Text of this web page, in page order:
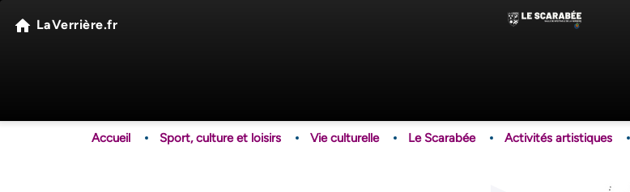
Aller
LaVerrière.fr
Accueil Sport, culture et loisirs Vie culturelle Le Scarabée Activités artistiques